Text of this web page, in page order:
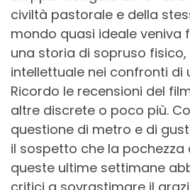
civiltà pastorale e della
mondo quasi ideale veniva
una storia di sopruso
intellettuale nei confronti di
Ricordo le recensioni del
altre discrete o poco più.
questione di metro e di
il sospetto che la
queste ultime settimane